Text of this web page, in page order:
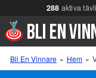
288 aktiva
Bli En Vinnare » Hem »